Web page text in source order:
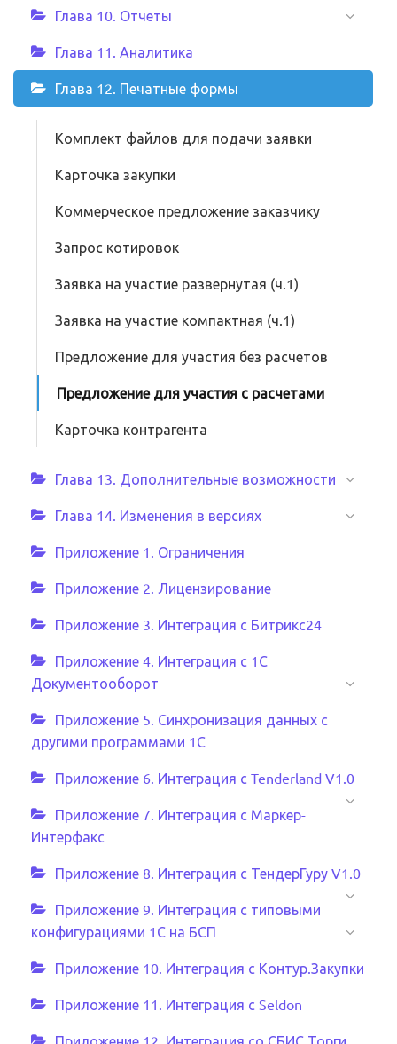
Глава 10. Отчеты
Глава 11. Аналитика
Глава 12. Печатные формы
Комплект файлов для подачи заявки
Карточка закупки
Коммерческое предложение заказчику
Запрос котировок
Заявка на участие развернутая (ч.1)
Заявка на участие компактная (ч.1)
Предложение для участия без расчетов
Предложение для участия с расчетами
Карточка контрагента
Глава 13. Дополнительные возможности
Глава 14. Изменения в версиях
Приложение 1. Ограничения
Приложение 2. Лицензирование
Приложение 3. Интеграция с Битрикс24
Приложение 4. Интеграция с 1С
Документооборот
Приложение 5. Синхронизация данных с
другими программами 1С
Приложение 6. Интеграция с Tenderland V1.0
Приложение 7. Интеграция с Маркер-
Интерфакс
Приложение 8. Интеграция с ТендерГуру V1.0
Приложение 9. Интеграция с типовыми
конфигурациями 1С на БСП
Приложение 10. Интеграция с Контур.Закупки
Приложение 11. Интеграция с Seldon
Приложение 12. Интеграция со СБИС.Торги